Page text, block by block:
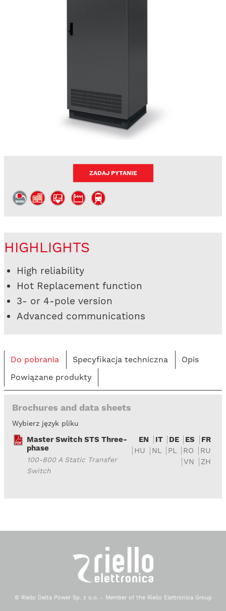
ZADAJ PYTANIE
HIGHLIGHTS
High reliability
Hot Replacement function
3- or 4-pole version
Advanced communications
Do pobrania Specyfikacja techniczna
Opis
Powiązane produkty
Brochures and data sheets
Wybierz język pliku
Master Switch STS Three-
phase
100-800 A Static Transfer
Switch
EN IT DE ES
FR
HU
NL PL RO
RU
VN
ZH
© Riello Delta Power Sp. z o.o. - Member of the Riello Elettronica Group